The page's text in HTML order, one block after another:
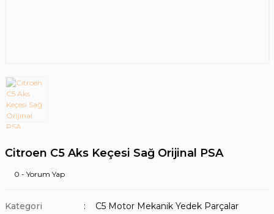
Citroen C5 Aks Keçesi Sağ Orijinal PSA
0 - Yorum Yap
Kategori
C5 Motor Mekanik Yedek Parçalar